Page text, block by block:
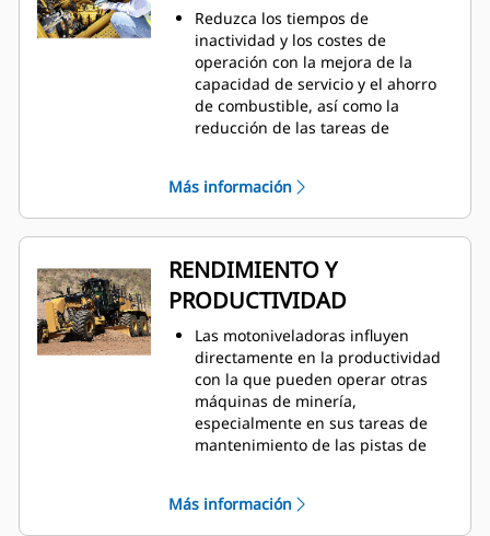
Reduzca los tiempos de
inactividad y los costes de
operación con la mejora de la
capacidad de servicio y el ahorro
de combustible, así como la
reducción de las tareas de
Los componentes principales son
modulares y pueden desmontarse
con facilidad sin tener que
desmontar otros componentes,
con lo que se obtiene la máxima
eficiencia de reparación.
El motor C13 se ha optimizado
para ser igual de eficiente sin que
afecte al rendimiento. El modo
ECO se puede activar para
controlar la velocidad en vacío alta
del motor y garantizar un
funcionamiento lo más eficiente
consumo de combustible.
Más información
RENDIMIENTO Y
PRODUCTIVIDAD
Las motoniveladoras influyen
directamente en la productividad
con la que pueden operar otras
máquinas de minería,
especialmente en sus tareas de
mantenimiento de las pistas de
El peso adicional de la máquina
Más información